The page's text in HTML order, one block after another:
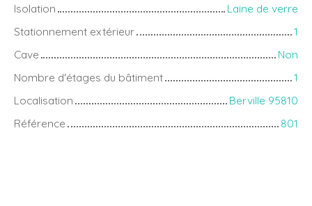
Isolation
Laine de verre
Stationnement extérieur
1
Cave
Non
Nombre d'étages du bâtiment
1
Localisation
Berville 95810
Référence
801